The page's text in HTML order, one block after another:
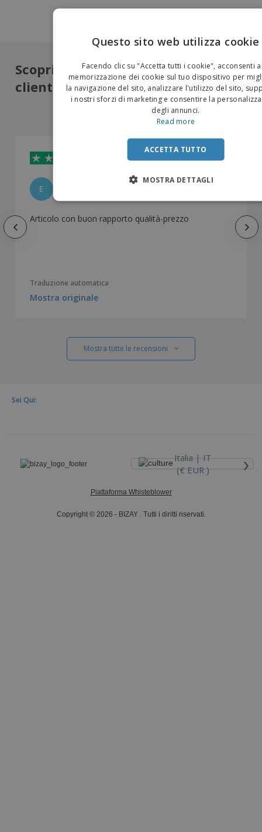
Scopri cosa hanno preferito i nostri
clienti
3 Recensioni
E
EMPRESA DAS AGUAS DO VIMEIRO S
Articolo con buon rapporto qualità-prezzo
Traduzione automatica
Mostra originale
Mostra tutte le recensioni
Sei Qui:
Italia |IT
(€ EUR )
›
Piattaforma Whisteblower
Copyright © 2026 - BIZAY . Tutti i diritti riservati.
Questo sito web utilizza cookie
Facendo clic su "Accetta tutti i cookie", acconsenti
memorizzazione dei cookie sul tuo dispositivo per
la navigazione del sito, analizzare l'utilizzo del sito,
i nostri sforzi di marketing e consentire la
degli annunci.
Read more
ACCETTA TUTTO
MOSTRA DETTAGLI